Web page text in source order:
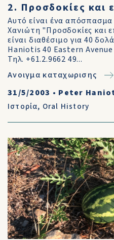
2. Προσδοκίες και
Αυτό είναι ένα
Χανιώτη "Προσδοκίες και
είναι διαθέσιμο για 40
Haniotis 40 Eastern
Τηλ. +61.2.9662 49...
Ανοιγμα καταχωρισης
31/5/2003 • Peter
Ιστορία, Oral History